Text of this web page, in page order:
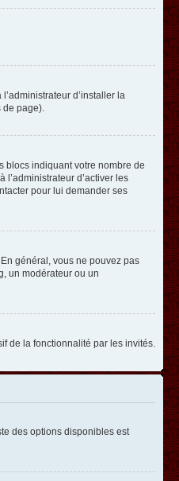
d’installer la
page).
blocs indiquant votre nombre de
d’activer les
pour lui demander ses
général, vous ne pouvez pas
un modérateur ou un
de la fonctionnalité par les invités.
des options disponibles est